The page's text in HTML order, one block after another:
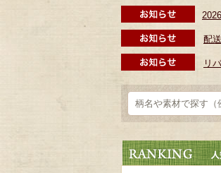
配
リ